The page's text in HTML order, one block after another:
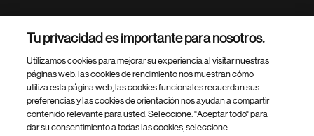
Footer Site Search
Tu privacidad es importante para nosotros.
Utilizamos cookies para mejorar su experiencia al visitar nuestras
páginas web: las cookies de rendimiento nos muestran cómo
utiliza esta página web, las cookies funcionales recuerdan sus
preferencias y las cookies de orientación nos ayudan a compartir
contenido relevante para usted. Seleccione: "Aceptar todo" para
dar su consentimiento a todas las cookies, seleccione